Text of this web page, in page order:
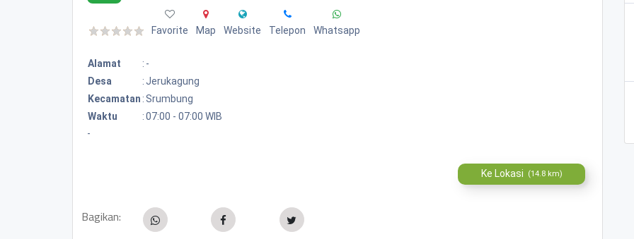
Favorite Map Website Telepon Whatsapp
Alamat : -
Desa
: Jerukagung
Kecamatan : Srumbung
Waktu
:07:00 - 07:00 WIB
-
Ke Lokasi (14.8 km)
Bagikan: